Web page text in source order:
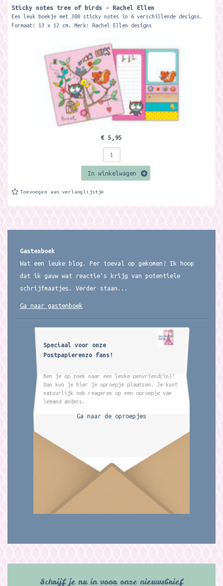
Sticky notes tree of birds - Rachel Ellen
Een leuk boekje met 300 sticky notes in 6 verschillende designs.
Formaat: 13 x 12 cm. Merk: Rachel Ellen designs
€ 5,95
In winkelwagen
Toevoegen aan verlanglijstje
Gastenboek
Wat een leuke blog. Per toeval op gekomen! Ik hoop
dat ik gauw wat reactie's krijg van potentiele
schrijfmaatjes. Verder staan...
Ga naar gastenboek
Speciaal voor onze
Postpapierenzo fans!
Ben je op zoek naar een leuke penvriend(in)?
Dan kun je hier je oproepje plaatsen. Je kunt
natuurlijk ook reageren op een oproepje van
iemand anders.
Ga naar de oproepjes
Schrijf je nu in voor onze nieuwsbrief